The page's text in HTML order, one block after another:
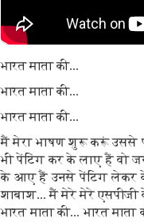
भारत माता की...
भारत माता की...
भारत माता की...
मैं मेरा भाषण शुरू करूं उससे
भी पेंटिंग कर के लाए हैं वो
के आए हैं उनसे पेंटिग लेकर के
शाबाश... मैं मेरे मेरे
भारत माता की... भारत